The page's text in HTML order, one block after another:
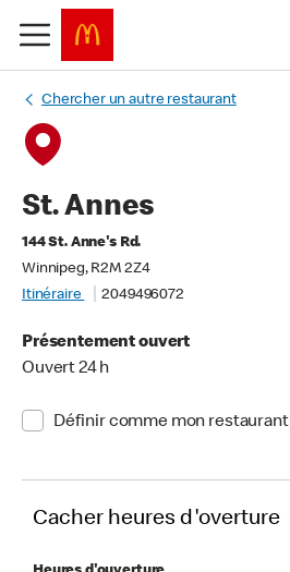
Chercher un autre restaurant
St. Annes
144 St. Anne's Rd.
Winnipeg, R2M 2Z4
Itinéraire
2049496072
Présentement ouvert
Ouvert 24 h
Définir comme mon restaurant
Cacher heures d'overture